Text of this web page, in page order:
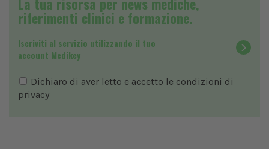
riferimenti clinici e formazione.
Iscriviti al servizio utilizzando il tuo
account Medikey
Dichiaro di aver letto e accetto le condizioni di
privacy